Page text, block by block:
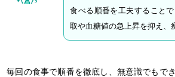
食べる順番を工夫すること
取や血糖値の急上昇を抑え、
毎回の食事で順番を徹底し、無意識でもで